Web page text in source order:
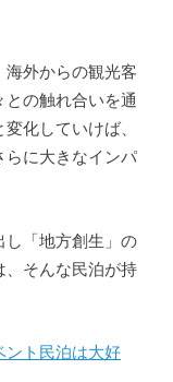
海外からの観光客
の触れ合いを通
化していけば、
らに大きなインパ
し「地方創生」の
、そんな民泊が持
ント民泊は大好